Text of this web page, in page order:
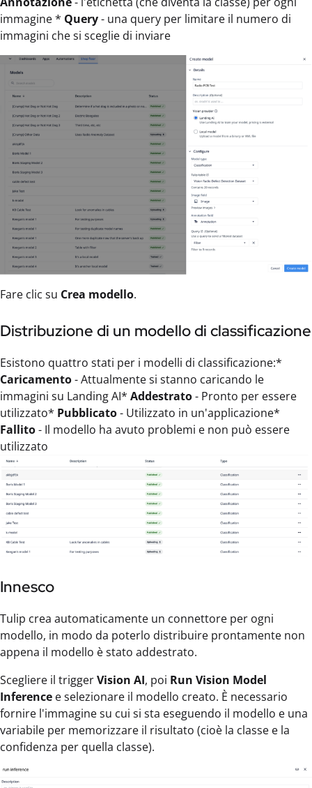
immagine * Query- una query per limitare il numero di
immagini che si sceglie di inviare
Fare clic su Crea modello.
Distribuzione di un modello di classificazione
Esistono quattro stati per i modelli di classificazione:*
Caricamento- Attualmente si stanno caricando le
immagini su Landing AI* Addestrato- Pronto per essere
utilizzato* Pubblicato- Utilizzato in un'applicazione*
Fallito- Il modello ha avuto problemi e non può essere
utilizzato
Innesco
Tulip crea automaticamente un connettore per ogni
modello, in modo da poterlo distribuire prontamente non
appena il modello è stato addestrato.
Scegliere il triggerVision AI, poi Run Vision Model
Inference e selezionare il modello creato. È necessario
fornire l'immagine su cui si sta eseguendo il modello e una
variabile per memorizzare il risultato (cioè la classe e la
confidenza per quella classe).